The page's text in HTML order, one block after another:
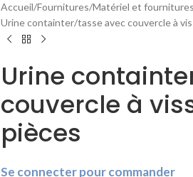
Accueil Fournitures Matériel et
Urine containter/tasse avec couvercle à
Urine
couvercle à
pièces
Se connecter pour commander